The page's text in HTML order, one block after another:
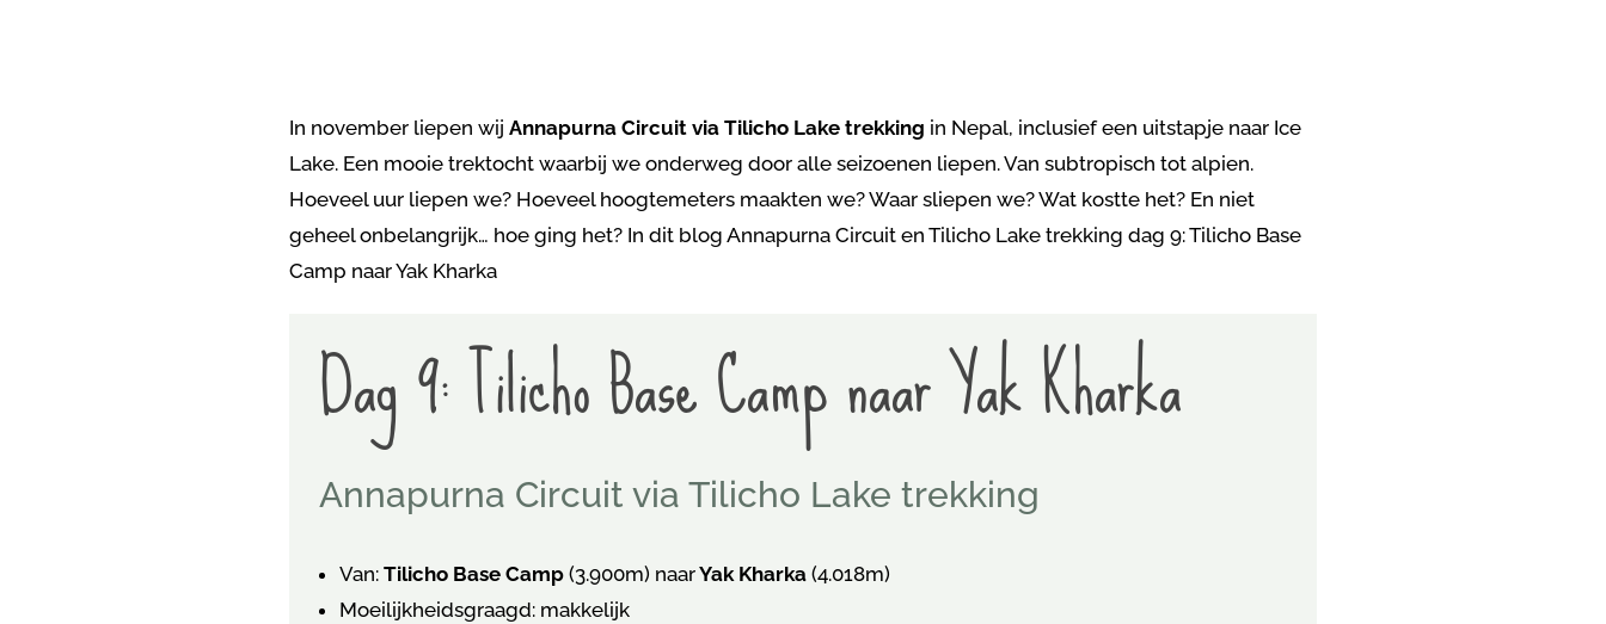
In november liepen wij Annapurna Circuit via Tilicho Lake trekking in Nepal, inclusief een uitstapje naar Ice
Lake. Een mooie trektocht waarbij we onderweg door alle seizoenen liepen. Van subtropisch tot alpien.
Hoeveel uur liepen we? Hoeveel hoogtemeters maakten we? Waar sliepen we? Wat kostte het? En niet
geheel onbelangrijk… hoe ging het? In dit blog Annapurna Circuit en Tilicho Lake trekking dag 9: Tilicho Base
Camp naar Yak Kharka
Dag 9: Tilicho Base Camp naar Yak Kharka
Annapurna Circuit via Tilicho Lake trekking
Van: Tilicho Base Camp(3.900m) naarYak Kharka (4.018m)
Moeilijkheidsgraagd: makkelijk